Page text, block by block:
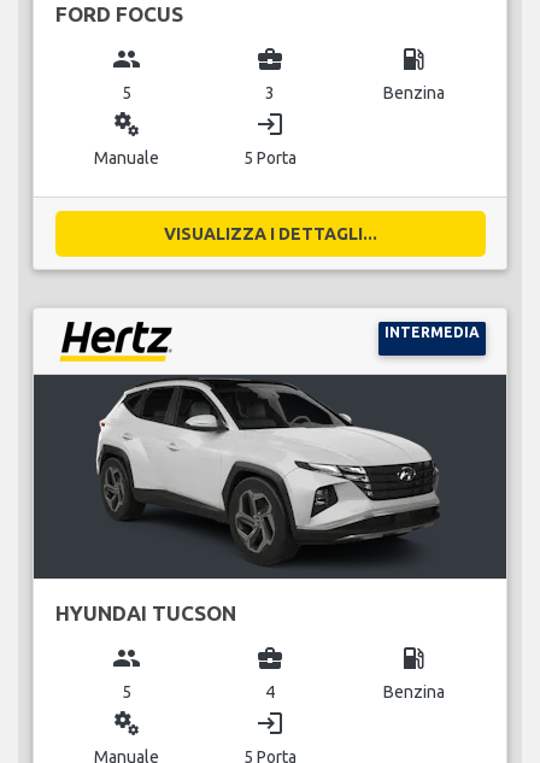
FORD FOCUS
group
5
business_center
3
local_gas_station
Benzina
miscellaneous_services
Manuale
login
5 Porta
VISUALIZZA I DETTAGLI...
INTERMEDIA
HYUNDAI TUCSON
group
5
business_center
4
local_gas_station
Benzina
miscellaneous_services
Manuale
login
5 Porta